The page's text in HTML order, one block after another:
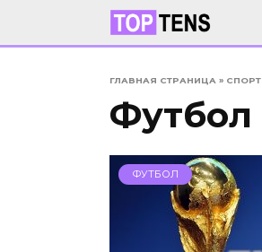
содержанию
ГЛАВНАЯ СТРАНИЦА » СПОРТ
Футбол
ФУТБОЛ